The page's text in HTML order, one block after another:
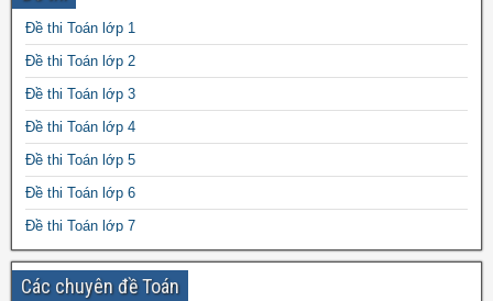
Giáo án Vật lý lớp 7 file word
Bài tập bổ trợ tiếng Anh 3 Global Success tập 1+2 file word
Đề thi Toán lớp 1
Đề thi Toán lớp 2
Đề thi Toán lớp 3
Đề thi Toán lớp 4
Đề thi Toán lớp 5
Đề thi Toán lớp 6
Đề thi Toán lớp 7
Đề thi Toán lớp 8
Đề thi Toán lớp 9
Các chuyên đề Toán